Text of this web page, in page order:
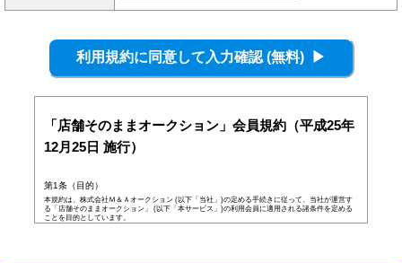
「店舗そのままオークション」会員規約（平成25年
12月25日 施行）
第1条（目的）
本規約は、株式会社Ｍ＆Ａオークション (以下「当社」)の定める手続きに従って、当社が運営す
る「店舗そのままオークション」 (以下「本サービス」)の利用会員に適用される諸条件を定める
ことを目的としています。